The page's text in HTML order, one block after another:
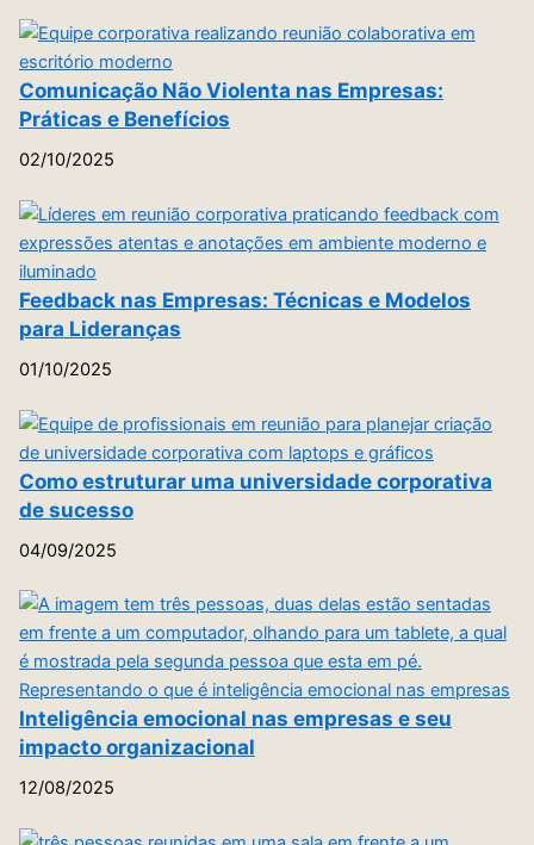
Comunicação Não Violenta nas Empresas:
Práticas e Benefícios
02/10/2025
Feedback nas Empresas: Técnicas e Modelos
para Lideranças
01/10/2025
Como estruturar uma universidade corporativa
de sucesso
04/09/2025
Inteligência emocional nas empresas e seu
impacto organizacional
12/08/2025